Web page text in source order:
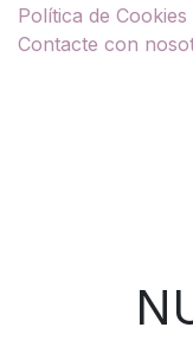
Política de Cookies
Contacte con
TU